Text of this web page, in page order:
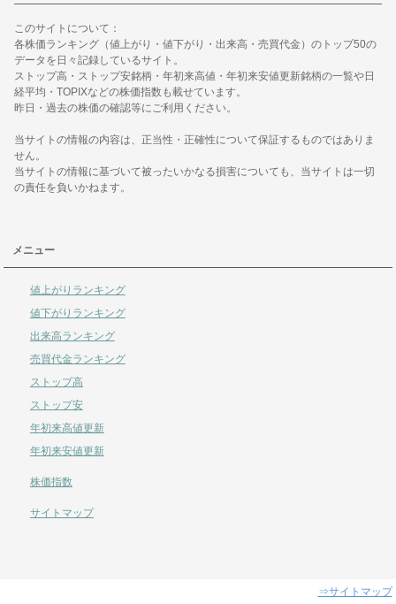
このサイトについて：
各株価ランキング（値上がり・値下がり・出来高・売買代金）のトップ50の
データを日々記録しているサイト。
ストップ高・ストップ安銘柄・年初来高値・年初来安値更新銘柄の一覧や日
経平均・TOPIXなどの株価指数も載せています。
昨日・過去の株価の確認等にご利用ください。
当サイトの情報の内容は、正当性・正確性について保証するものではありま
せん。
当サイトの情報に基づいて被ったいかなる損害についても、当サイトは一切
の責任を負いかねます。
メニュー
値上がりランキング
値下がりランキング
出来高ランキング
売買代金ランキング
ストップ高
ストップ安
年初来高値更新
年初来安値更新
株価指数
サイトマップ
⇒サイトマップ